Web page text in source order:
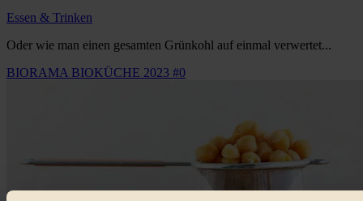
Essen & Trinken
Oder wie man einen gesamten Grünkohl auf einmal verwertet...
BIORAMA BIOKÜCHE 2023 #0